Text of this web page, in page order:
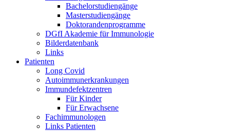
Bachelorstudiengänge
Masterstudiengänge
Doktorandenprogramme
DGfI Akademie für Immunologie
Bilderdatenbank
Links
Patienten
Long Covid
Autoimmunerkrankungen
Immundefektzentren
Für Kinder
Für Erwachsene
Fachimmunologen
Links Patienten